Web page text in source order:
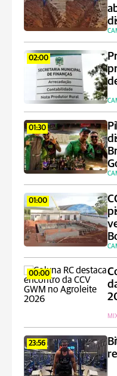
02:00
01:30
01:00
00:00
23:56